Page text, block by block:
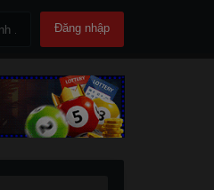
Đăng nhập